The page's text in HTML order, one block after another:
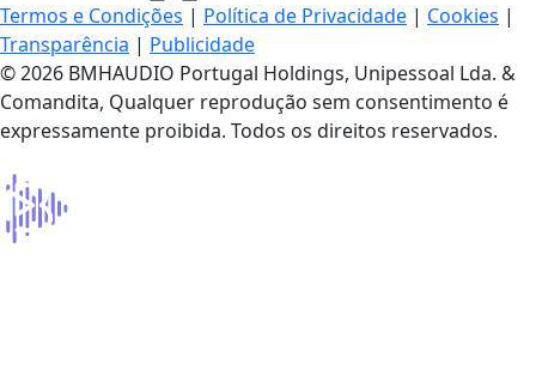
Termos e Condições | Política de Privacidade | Cookies |
Transparência | Publicidade
© 2026 BMHAUDIO Portugal Holdings, Unipessoal Lda. &
Comandita, Qualquer reprodução sem consentimento é
expressamente proibida. Todos os direitos reservados.